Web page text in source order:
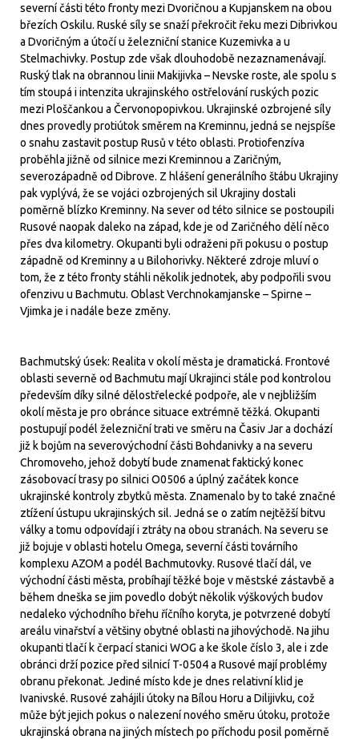
severní části této fronty mezi Dvoričnou a Kupjanskem na obou
březích Oskilu. Ruské síly se snaží překročit řeku mezi Dibrivkou
a Dvoričným a útočí u železniční stanice Kuzemivka a u
Stelmachivky. Postup zde však dlouhodobě nezaznamenávají.
Ruský tlak na obrannou linii Makijivka – Nevske roste, ale spolu s
tím stoupá i intenzita ukrajinského ostřelování ruských pozic
mezi Ploščankou a Červonopopivkou. Ukrajinské ozbrojené síly
dnes provedly protiútok směrem na Kreminnu, jedná se nejspíše
o snahu zastavit postup Rusů v této oblasti. Protiofenzíva
proběhla jižně od silnice mezi Kreminnou a Zaričným,
severozápadně od Dibrove. Z hlášení generálního štábu Ukrajiny
pak vyplývá, že se vojáci ozbrojených sil Ukrajiny dostali
poměrně blízko Kreminny. Na sever od této silnice se postoupili
Rusové naopak daleko na západ, kde je od Zaričného dělí něco
přes dva kilometry. Okupanti byli odraženi při pokusu o postup
západně od Kreminny a u Bilohorivky. Některé zdroje mluví o
tom, že z této fronty stáhli několik jednotek, aby podpořili svou
ofenzivu u Bachmutu. Oblast Verchnokamjanske – Spirne –
Vjimka je i nadále beze změny.
Bachmutský úsek: Realita v okolí města je dramatická. Frontové
oblasti severně od Bachmutu mají Ukrajinci stále pod kontrolou
především díky silné dělostřelecké podpoře, ale v nejbližším
okolí města je pro obránce situace extrémně těžká. Okupanti
postupují podél železniční trati ve směru na Časiv Jar a dochází
již k bojům na severovýchodní části Bohdanivky a na severu
Chromoveho, jehož dobytí bude znamenat faktický konec
zásobovací trasy po silnici O0506 a úplný začátek konce
ukrajinské kontroly zbytků města. Znamenalo by to také značné
ztížení ústupu ukrajinských sil. Jedná se o zatím nejtěžší bitvu
války a tomu odpovídají i ztráty na obou stranách. Na severu se
již bojuje v oblasti hotelu Omega, severní části továrního
komplexu AZOM a podél Bachmutovky. Rusové tlačí dál, ve
východní části města, probíhají těžké boje v městské zástavbě a
během dneška se jim povedlo dobýt několik výškových budov
nedaleko východního břehu říčního koryta, je potvrzené dobytí
areálu vinařství a většiny obytné oblasti na jihovýchodě. Na jihu
okupanti tlačí k čerpací stanici WOG a ke škole číslo 3, ale i zde
obránci drží pozice před silnicí T-0504 a Rusové mají problémy
obranu překonat. Jediné místo kde je dnes relativní klid je
Ivanivské. Rusové zahájili útoky na Bílou Horu a Dilijivku, což
může být jejich pokus o nalezení nového směru útoku, protože
ukrajinská obrana na jiných místech po příchodu posil poměrně